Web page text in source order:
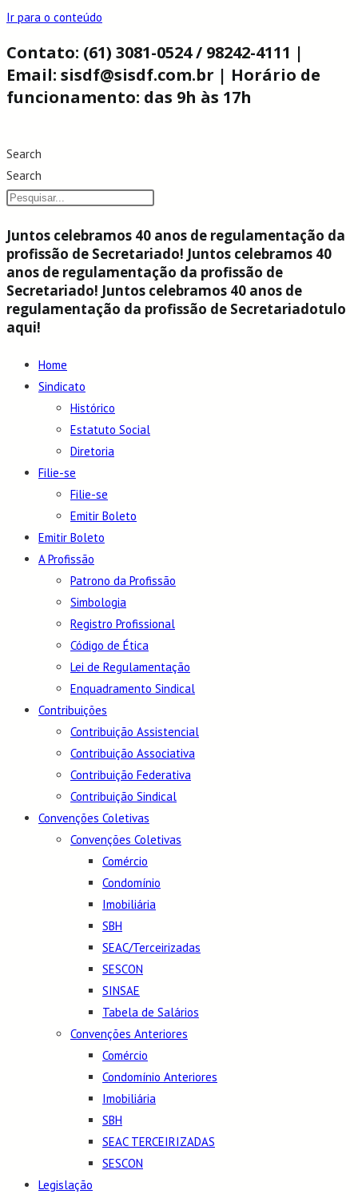
Ir para o conteúdo
Contato: (61) 3081-0524 / 98242-4111 |
Email: sisdf@sisdf.com.br | Horário de
funcionamento: das 9h às 17h
Search
Search
Juntos celebramos 40 anos de regulamentação da
profissão de Secretariado! Juntos celebramos 40
anos de regulamentação da profissão de
Secretariado! Juntos celebramos 40 anos de
regulamentação da profissão de Secretariadotulo
aqui!
Home
Sindicato
Histórico
Estatuto Social
Diretoria
Filie-se
Filie-se
Emitir Boleto
Emitir Boleto
A Profissão
Patrono da Profissão
Simbologia
Registro Profissional
Código de Ética
Lei de Regulamentação
Enquadramento Sindical
Contribuições
Contribuição Assistencial
Contribuição Associativa
Contribuição Federativa
Contribuição Sindical
Convenções Coletivas
Convenções Coletivas
Comércio
Condomínio
Imobiliária
SBH
SEAC/Terceirizadas
SESCON
SINSAE
Tabela de Salários
Convenções Anteriores
Comércio
Condomínio Anteriores
Imobiliária
SBH
SEAC TERCEIRIZADAS
SESCON
Legislação